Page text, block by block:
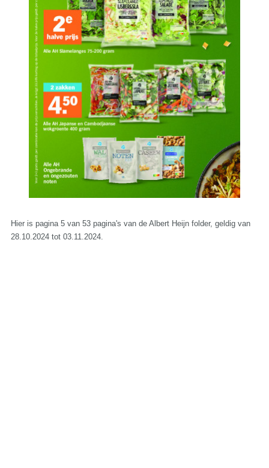
Hier is pagina 5 van 53 pagina's van de Albert Heijn folder, geldig van
28.10.2024 tot 03.11.2024.